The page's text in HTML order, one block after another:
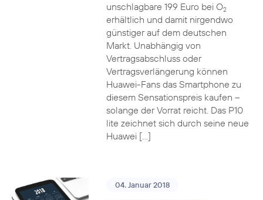
unschlagbare 199 Euro bei O2
erhältlich und damit nirgendwo
günstiger auf dem deutschen
Markt. Unabhängig von
Vertragsabschluss oder
Vertragsverlängerung können
Huawei-Fans das Smartphone zu
diesem Sensationspreis kaufen –
solange der Vorrat reicht. Das P10
lite zeichnet sich durch seine neue
Huawei […]
04. Januar 2018